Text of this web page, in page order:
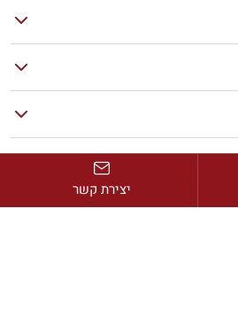
יצירת קשר